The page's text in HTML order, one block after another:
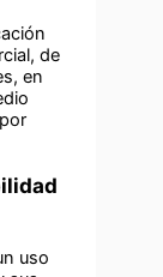
de
en
uso